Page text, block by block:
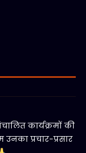
कार्यक्रमों की
प्रचार-प्रसार